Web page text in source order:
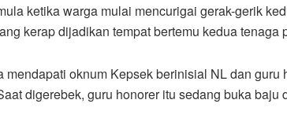
ketika warga mulai mencurigai gerak-gerik
kerap dijadikan tempat bertemu kedua tenaga
mendapati oknum Kepsek berinisial NL dan
digerebek, guru honorer itu sedang buka baju